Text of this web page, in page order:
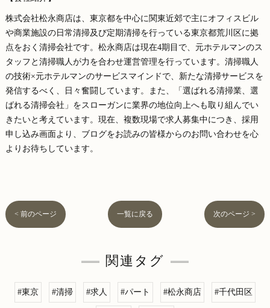
株式会社松永商店は、東京都を中心に関東近郊で主にオフィスビル
や商業施設の日常清掃及び定期清掃を行っている東京都荒川区に拠
点をおく清掃会社です。松永商店は現在4期目で、元ホテルマンのス
タッフと清掃職人が力を合わせ運営管理を行っています。清掃職人
の技術×元ホテルマンのサービスマインドで、新たな清掃サービスを
発信するべく、日々奮闘しています。また、「選ばれる清掃業、選
ばれる清掃会社」をスローガンに業界の地位向上へも取り組んでい
きたいと考えています。現在、複数現場で求人募集中につき、採用
申し込み画面より、ブログをお読みの皆様からのお問い合わせを心
よりお待ちしています。
< 前のページ 一覧に戻る 次のページ >
関連タグ
#東京 #清掃 #求人 #パート #松永商店 #千代田区